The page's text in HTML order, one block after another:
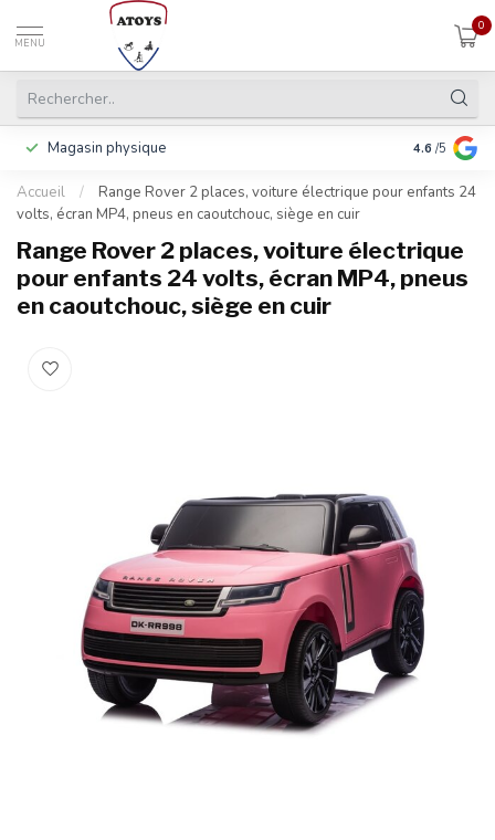
MENU
0
Magasin physique Y compris
4.6 /5
Accueil /
Range Rover 2 places, voiture électrique pour enfants 24
volts, écran MP4, pneus en caoutchouc, siège en cuir
Range Rover 2 places, voiture électrique
pour enfants 24 volts, écran MP4, pneus
en caoutchouc, siège en cuir